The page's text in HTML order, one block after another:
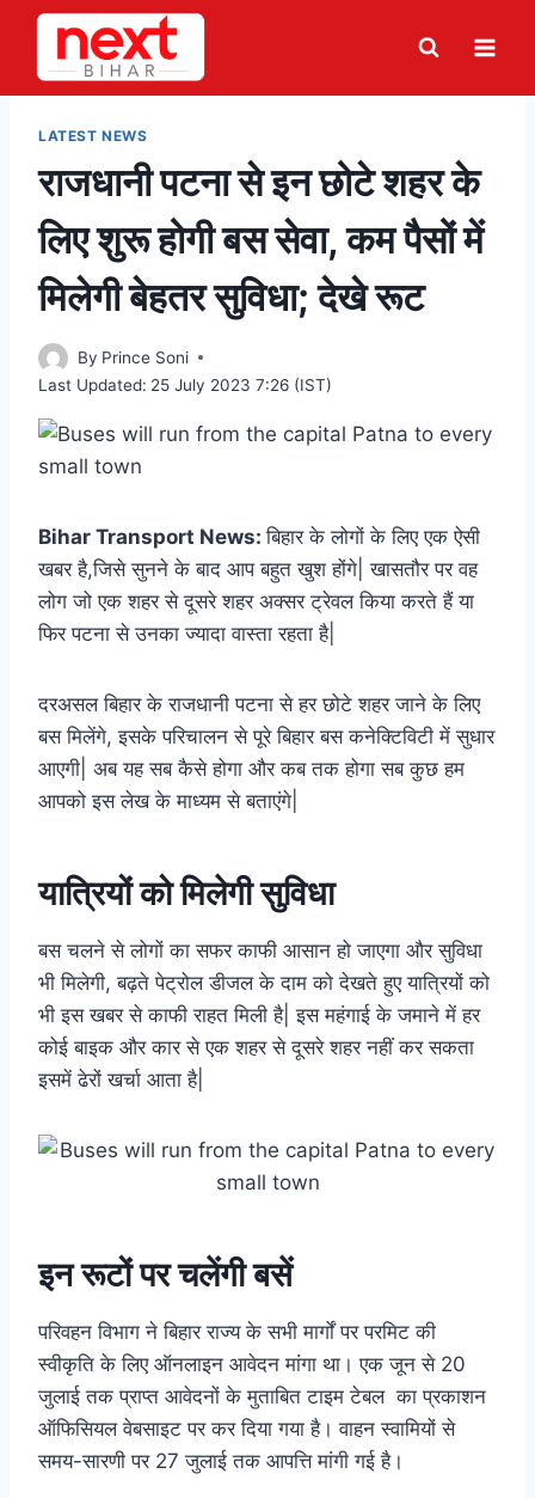
Skip
content
LATEST NEWS
राजधानी पटना से इन छोटे शहर के
लिए शुरू होगी बस सेवा, कम पैसों में
मिलेगी बेहतर सुविधा; देखे रूट
By Prince Soni
Last Updated: 25 July 2023 7:26 (IST)
Bihar Transport News:बिहार के लोगों के लिए एक ऐसी
खबर है,जिसे सुनने के बाद आप बहुत खुश होंगे| खासतौर पर वह
लोग जो एक शहर से दूसरे शहर अक्सर ट्रेवल किया करते हैं या
फिर पटना से उनका ज्यादा वास्ता रहता है|
दरअसल बिहार के राजधानी पटना से हर छोटे शहर जाने के लिए
बस मिलेंगे, इसके परिचालन से पूरे बिहार बस कनेक्टिविटी में सुधार
आएगी| अब यह सब कैसे होगा और कब तक होगा सब कुछ हम
आपको इस लेख के माध्यम से बताएंगे|
यात्रियों को मिलेगी सुविधा
बस चलने से लोगों का सफर काफी आसान हो जाएगा और सुविधा
भी मिलेगी, बढ़ते पेट्रोल डीजल के दाम को देखते हुए यात्रियों को
भी इस खबर से काफी राहत मिली है| इस महंगाई के जमाने में हर
कोई बाइक और कार से एक शहर से दूसरे शहर नहीं कर सकता
इसमें ढेरों खर्चा आता है|
इन रूटों पर चलेंगी बसें
परिवहन विभाग ने बिहार राज्य के सभी मार्गों पर परमिट की
स्वीकृति के लिए ऑनलाइन आवेदन मांगा था। एक जून से 20
जुलाई तक प्राप्त आवेदनों के मुताबित टाइम टेबल का प्रकाशन
ऑफिसियल वेबसाइट पर कर दिया गया है। वाहन स्वामियों से
समय-सारणी पर 27 जुलाई तक आपत्ति मांगी गई है।